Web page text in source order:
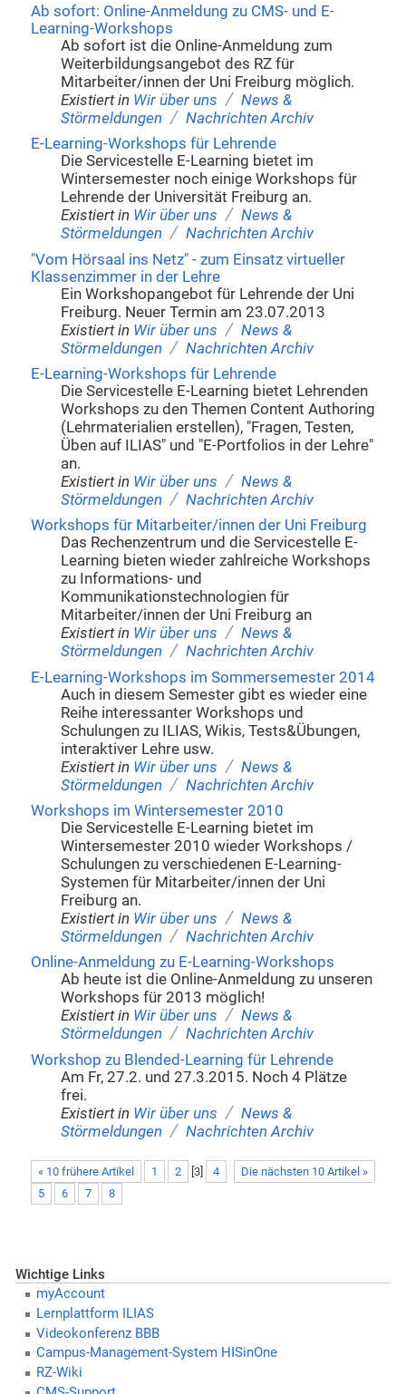
Ab sofort: Online-Anmeldung zu CMS- und E-
Learning-Workshops
Ab sofort ist die Online-Anmeldung zum
Weiterbildungsangebot des RZ für
Mitarbeiter/innen der Uni Freiburg möglich.
Existiert in Wir über uns / News &
Störmeldungen / Nachrichten Archiv
E-Learning-Workshops für Lehrende
Die Servicestelle E-Learning bietet im
Wintersemester noch einige Workshops für
Lehrende der Universität Freiburg an.
Existiert in Wir über uns / News &
Störmeldungen / Nachrichten Archiv
"Vom Hörsaal ins Netz" - zum Einsatz virtueller
Klassenzimmer in der Lehre
Ein Workshopangebot für Lehrende der Uni
Freiburg. Neuer Termin am 23.07.2013
Existiert in Wir über uns / News &
Störmeldungen / Nachrichten Archiv
E-Learning-Workshops für Lehrende
Die Servicestelle E-Learning bietet Lehrenden
Workshops zu den Themen Content Authoring
(Lehrmaterialien erstellen), "Fragen, Testen,
Üben auf ILIAS" und "E-Portfolios in der Lehre"
an.
Existiert in Wir über uns / News &
Störmeldungen / Nachrichten Archiv
Workshops für Mitarbeiter/innen der Uni Freiburg
Das Rechenzentrum und die Servicestelle E-
Learning bieten wieder zahlreiche Workshops
zu Informations- und
Kommunikationstechnologien für
Mitarbeiter/innen der Uni Freiburg an
Existiert in Wir über uns / News &
Störmeldungen / Nachrichten Archiv
E-Learning-Workshops im Sommersemester 2014
Auch in diesem Semester gibt es wieder eine
Reihe interessanter Workshops und
Schulungen zu ILIAS, Wikis, Tests&Übungen,
interaktiver Lehre usw.
Existiert in Wir über uns / News &
Störmeldungen / Nachrichten Archiv
Workshops im Wintersemester 2010
Die Servicestelle E-Learning bietet im
Wintersemester 2010 wieder Workshops /
Schulungen zu verschiedenen E-Learning-
Systemen für Mitarbeiter/innen der Uni
Freiburg an.
Existiert in Wir über uns / News &
Störmeldungen / Nachrichten Archiv
Online-Anmeldung zu E-Learning-Workshops
Ab heute ist die Online-Anmeldung zu unseren
Workshops für 2013 möglich!
Existiert in Wir über uns / News &
Störmeldungen / Nachrichten Archiv
Workshop zu Blended-Learning für Lehrende
Am Fr, 27.2. und 27.3.2015. Noch 4 Plätze
frei.
Existiert in Wir über uns / News &
Störmeldungen / Nachrichten Archiv
« 10 frühere Artikel Die nächsten 10 Artikel »
1 2 3]
4
5
6 7 8
Wichtige Links
myAccount
Lernplattform ILIAS
Videokonferenz BBB
Campus-Management-System HISinOne
RZ-Wiki